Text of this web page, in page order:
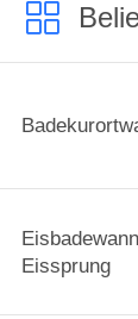
Eissprung